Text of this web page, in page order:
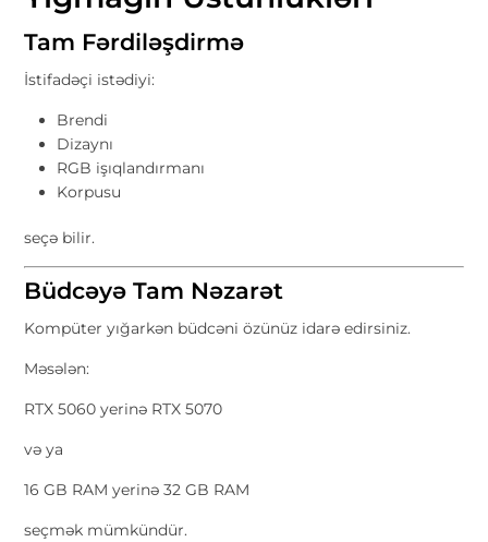
Tam Fərdiləşdirmə
İstifadəçi istədiyi:
Brendi
Dizaynı
RGB işıqlandırmanı
Korpusu
seçə bilir.
Büdcəyə Tam Nəzarət
Kompüter yığarkən büdcəni özünüz idarə edirsiniz.
Məsələn:
RTX 5060 yerinə RTX 5070
və ya
16 GB RAM yerinə 32 GB RAM
seçmək mümkündür.